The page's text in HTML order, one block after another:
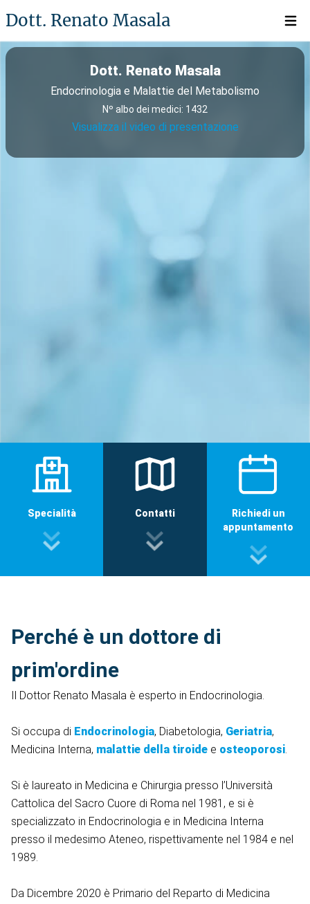
Dott. Renato Masala Open
Dott. Renato Masala
Endocrinologia e Malattie del Metabolismo
Nº albo dei medici: 1432
Visualizza il video di presentazione
Specialità Contatti
Richiedi un
appuntamento
Perché è un dottore di
prim'ordine
Il Dottor Renato Masala è esperto in Endocrinologia.
Si occupa di Endocrinologia, Diabetologia, Geriatria,
Medicina Interna, malattie della tiroide e osteoporosi.
Si è laureato in Medicina e Chirurgia presso l’Università
Cattolica del Sacro Cuore di Roma nel 1981, e si è
specializzato in Endocrinologia e in Medicina Interna
presso il medesimo Ateneo, rispettivamente nel 1984 e nel
1989.
Da Dicembre 2020 è Primario del Reparto di Medicina